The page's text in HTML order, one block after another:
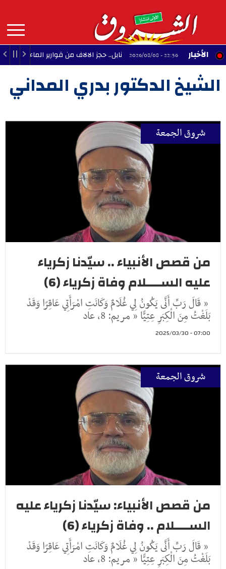
contenu
principal
MAIN
NAVIGATION الأخبار22:56 - 2026/08/08 نابل.. حجز الالاف من قوارير الماء المعدني من
الشيخ الدكتور بدري المداني
شروق الجمعة
من قصص الأنبياء .. سيّدنا زكرياء
عليه الســــلام وفاة زكرياء (6)
« قَالَ رَبِّ أَنَّى يَكُونُ لِي غُلَامٌ وَكَانَتِ امْرَأَتِي عَاقِرًا وَقَدْ
بَلَغْتُ مِنَ الْكِبَرِ عِتِيًّا « مريم: 8، عاد
07:00 - 2025/03/30
شروق الجمعة
من قصص الأنبياء: سيّدنا زكرياء عليه
الســــلام .. وفاة زكرياء (6)
« قَالَ رَبِّ أَنَّى يَكُونُ لِي غُلَامٌ وَكَانَتِ امْرَأَتِي عَاقِرًا وَقَدْ
بَلَغْتُ مِنَ الْكِبَرِ عِتِيًّا « مريم: 8، عاد